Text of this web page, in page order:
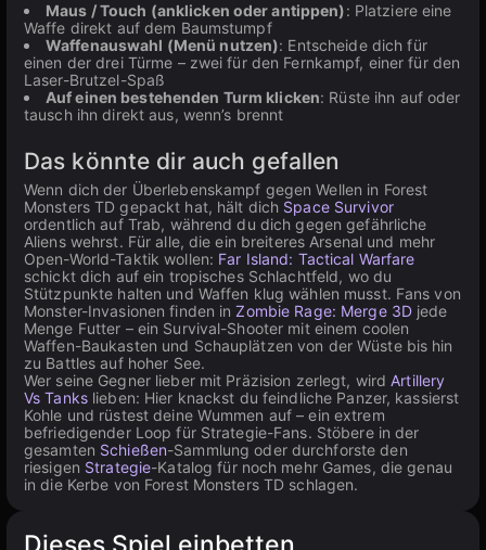
Maus / Touch (anklicken oder antippen): Platziere eine
Waffe direkt auf dem Baumstumpf
Waffenauswahl (Menü nutzen): Entscheide dich für
einen der drei Türme – zwei für den Fernkampf, einer für den
Laser-Brutzel-Spaß
Auf einen bestehenden Turm klicken: Rüste ihn auf oder
tausch ihn direkt aus, wenn’s brennt
Das könnte dir auch gefallen
Wenn dich der Überlebenskampf gegen Wellen in Forest
Monsters TD gepackt hat, hält dich Space Survivor
ordentlich auf Trab, während du dich gegen gefährliche
Aliens wehrst. Für alle, die ein breiteres Arsenal und mehr
Open-World-Taktik wollen: Far Island: Tactical Warfare
schickt dich auf ein tropisches Schlachtfeld, wo du
Stützpunkte halten und Waffen klug wählen musst. Fans von
Monster-Invasionen finden inZombie Rage: Merge 3D jede
Menge Futter – ein Survival-Shooter mit einem coolen
Waffen-Baukasten und Schauplätzen von der Wüste bis hin
zu Battles auf hoher See.
Wer seine Gegner lieber mit Präzision zerlegt, wirdArtillery
Vs Tankslieben: Hier knackst du feindliche Panzer, kassierst
Kohle und rüstest deine Wummen auf – ein extrem
befriedigender Loop für Strategie-Fans. Stöbere in der
gesamten Schießen-Sammlung oder durchforste den
riesigen Strategie-Katalog für noch mehr Games, die genau
in die Kerbe von Forest Monsters TD schlagen.